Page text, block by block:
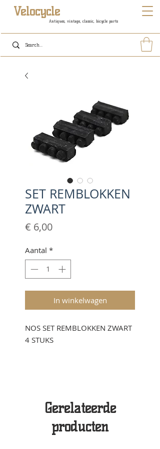
Antiques, vintage, classic, bicycle parts
Velocycle
SET REMBLOKKEN
ZWART
€ 6,00Prijs
Aantal *
In winkelwagen
NOS SET REMBLOKKEN ZWART
4 STUKS
Gerelateerde
producten